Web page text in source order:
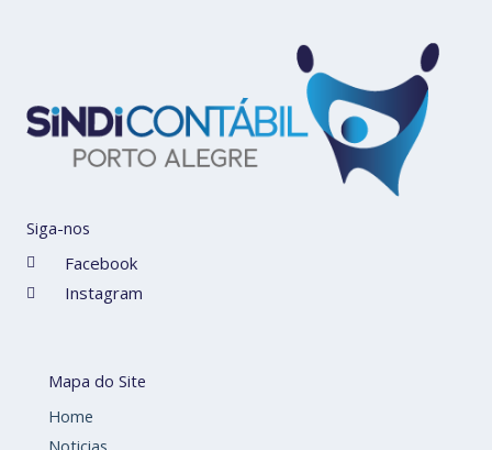
Siga-nos
Facebook
Instagram
Mapa do Site
Home
Noticias